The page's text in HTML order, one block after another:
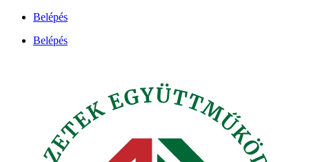
Ugrás
tartalomhoz
Belépés
Belépés